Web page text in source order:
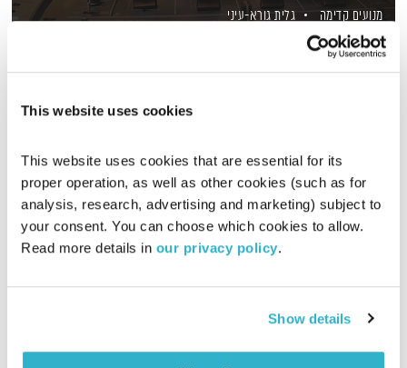
This website uses cookies
This website uses cookies that are essential for its
proper operation, as well as other cookies (such as for
analysis, research, advertising and marketing) subject to
your consent. You can choose which cookies to allow.
Read more details in our privacy policy.
Show details
מנועים קדימה
גלית גורא-עיני
22.08.23
00:58:25